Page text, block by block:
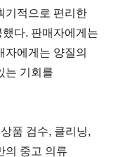
기적으로 편리한
다. 판매자에게는
자에게는 양질의
는 기회를
품 검수, 클리닝,
의 중고 의류